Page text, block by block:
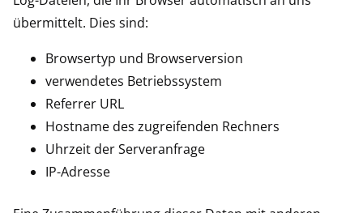
übermittelt. Dies sind:
Browsertyp und Browserversion
verwendetes Betriebssystem
Referrer URL
Hostname des zugreifenden Rechners
Uhrzeit der Serveranfrage
IP-Adresse